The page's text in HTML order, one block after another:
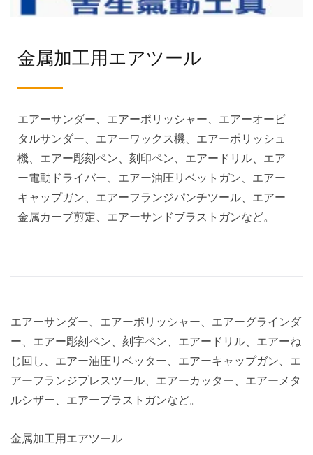
金属加工用エアツール
エアーサンダー、エアーポリッシャー、エアーオービ
タルサンダー、エアーワックス機、エアーポリッシュ
機、エアー彫刻ペン、刻印ペン、エアードリル、エア
ー電動ドライバー、エアー油圧リベットガン、エアー
キャップガン、エアーフランジパンチツール、エアー
金属カーブ剪定、エアーサンドブラストガンなど。
エアーサンダー、エアーポリッシャー、エアーグラインダ
ー、エアー彫刻ペン、刻字ペン、エアードリル、エアーね
じ回し、エアー油圧リベッター、エアーキャップガン、エ
アーフランジプレスツール、エアーカッター、エアーメタ
ルシザー、エアーブラストガンなど。
金属加工用エアツール